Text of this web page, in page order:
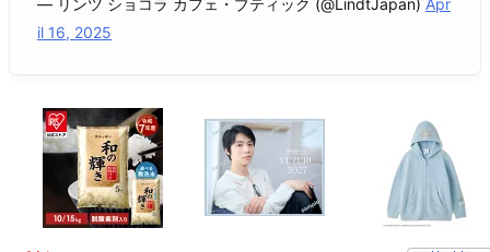
— リンツ ショコラ カフェ・ブティック (@LindtJapan) Apr
il 16, 2025